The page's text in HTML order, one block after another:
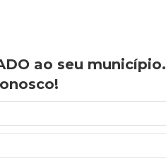
ao seu município.